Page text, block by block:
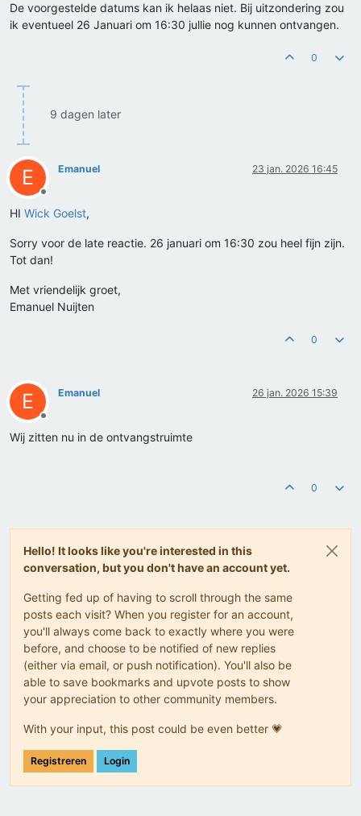
De voorgestelde datums kan ik helaas niet. Bij uitzondering zou
ik eventueel 26 Januari om 16:30 jullie nog kunnen ontvangen.
0
9 dagen later
E
Offline
Emanuel 23 jan. 2026 16:45
HI Wick Goelst,
Sorry voor de late reactie. 26 januari om 16:30 zou heel fijn zijn.
Tot dan!
Met vriendelijk groet,
Emanuel Nuijten
0
E
Offline
Emanuel 26 jan. 2026 15:39
Wij zitten nu in de ontvangstruimte
0
Hello! It looks like you're interested in this
conversation, but you don't have an account yet.
Getting fed up of having to scroll through the same
posts each visit? When you register for an account,
you'll always come back to exactly where you were
before, and choose to be notified of new replies
(either via email, or push notification). You'll also be
able to save bookmarks and upvote posts to show
your appreciation to other community members.
With your input, this post could be even better 💗
Registreren Login